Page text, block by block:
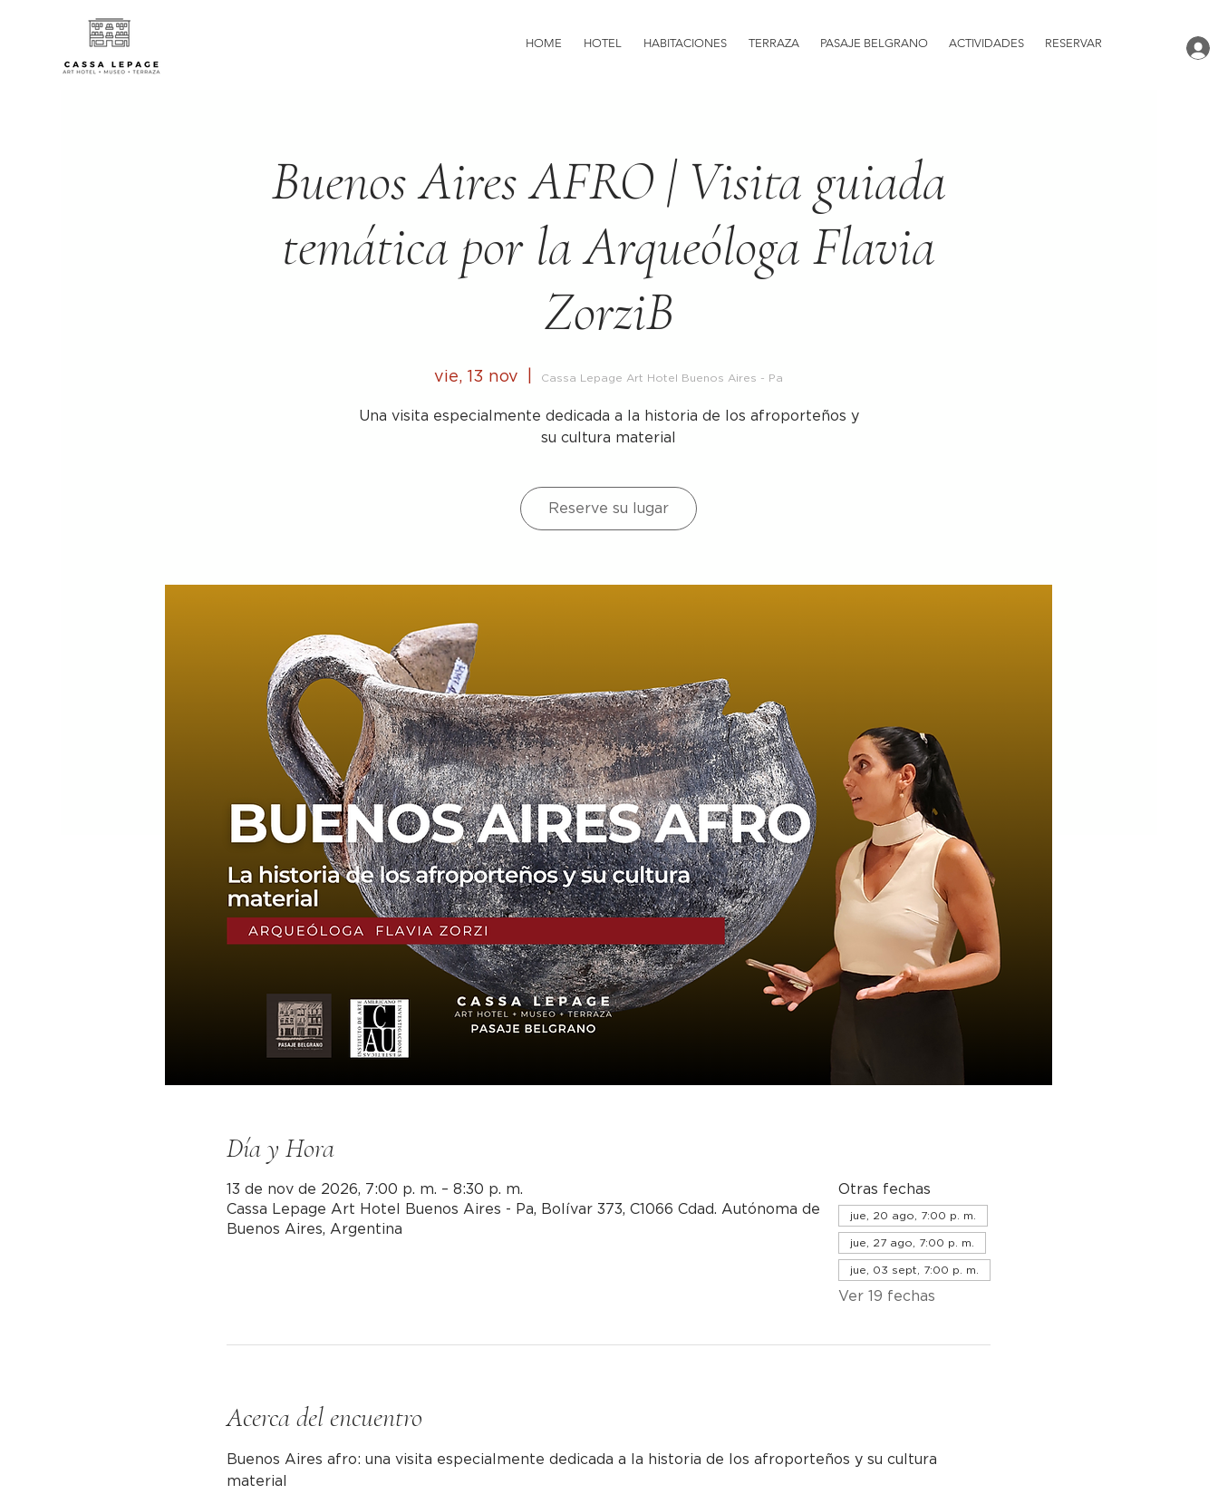
HOME HOTEL HABITACIONES TERRAZA PASAJE BELGRANO ACTIVIDADES RESERVAR
Buenos Aires AFRO | Visita guiada
temática por la Arqueóloga Flavia
ZorziB
vie, 13 nov Cassa Lepage Art Hotel Buenos Aires - Pa
Una visita especialmente dedicada a la historia de los afroporteños y
su cultura material
Reserve su lugar
Día y Hora
13 de nov de 2026, 7:00 p. m. – 8:30 p. m.
Cassa Lepage Art Hotel Buenos Aires - Pa, Bolívar 373, C1066 Cdad. Autónoma de
Buenos Aires, Argentina
Otras fechas
jue, 20 ago, 7:00 p. m.
jue, 27 ago, 7:00 p. m.
jue, 03 sept, 7:00 p. m.
Ver 19 fechas
Acerca del encuentro
Buenos Aires afro: una visita especialmente dedicada a la historia de los afroporteños y su cultura
material